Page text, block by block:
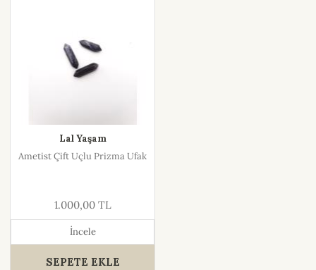
Lal Yaşam
Ametist Çift Uçlu Prizma Ufak
1.000,00 TL
İncele
SEPETE EKLE